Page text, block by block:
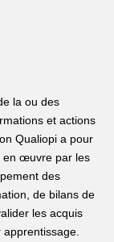
la ou des
et actions
Qualiopi a pour
en œuvre par les
des
de bilans de
les acquis